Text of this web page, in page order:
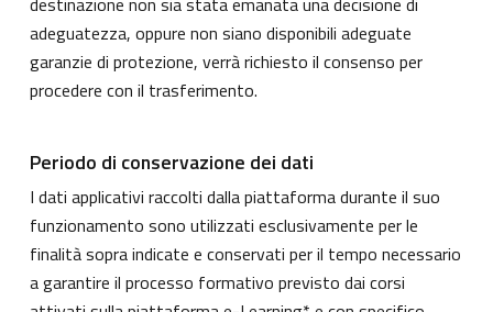
adeguatezza, oppure non siano disponibili adeguate
garanzie di protezione, verrà richiesto il consenso per
procedere con il trasferimento.
Periodo di conservazione dei dati
I dati applicativi raccolti dalla piattaforma durante il suo
funzionamento sono utilizzati esclusivamente per le
finalità sopra indicate e conservati per il tempo necessario
a garantire il processo formativo previsto dai corsi